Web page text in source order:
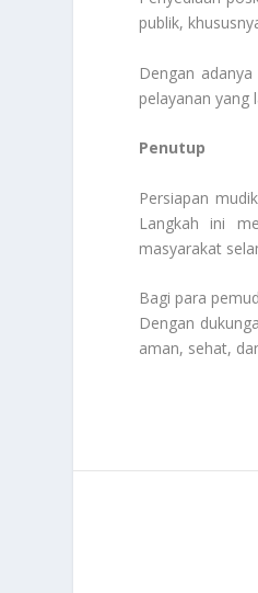
publik,
Dengan
pelayanan yang
Penutup
Persiapan
Langkah ini
masyarakat
Bagi para
Dengan
aman, sehat,